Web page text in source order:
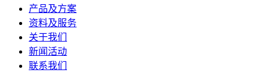
产品及方案
资料及服务
关于我们
新闻活动
联系我们